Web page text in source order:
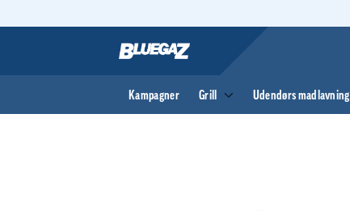
Kampagner Grill Udendørs madlavning